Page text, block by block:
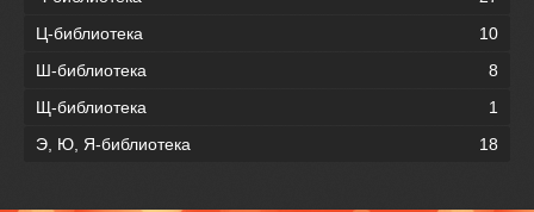
Ц-библиотека
10
Ш-библиотека
8
Щ-библиотека
1
Э, Ю, Я-библиотека
18